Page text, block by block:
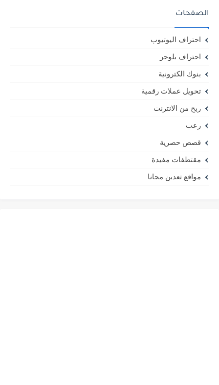
الصفحات
احتراف اليوتيوب
احتراف بلوجر
بنوك الكترونية
تحويل عملات رقمية
ربح من الانترنت
رعب
قصص حصرية
مقتطفات مفيدة
مواقع تعدين مجانا